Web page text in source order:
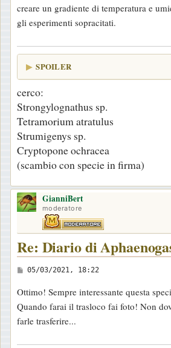
creare un gradiente di temperatura e
gli esperimenti sopracitati.
SPOILER
cerco:
Strongylognathus sp.
Tetramorium atratulus
Strumigenys sp.
Cryptopone ochracea
(scambio con specie in firma)
GianniBert
moderatore
Re: Diario di
M
s
s
a
05/03/2021, 18:22
Ottimo! Sempre interessante questa
Quando farai il trasloco fai foto! Non
farle trasferire...